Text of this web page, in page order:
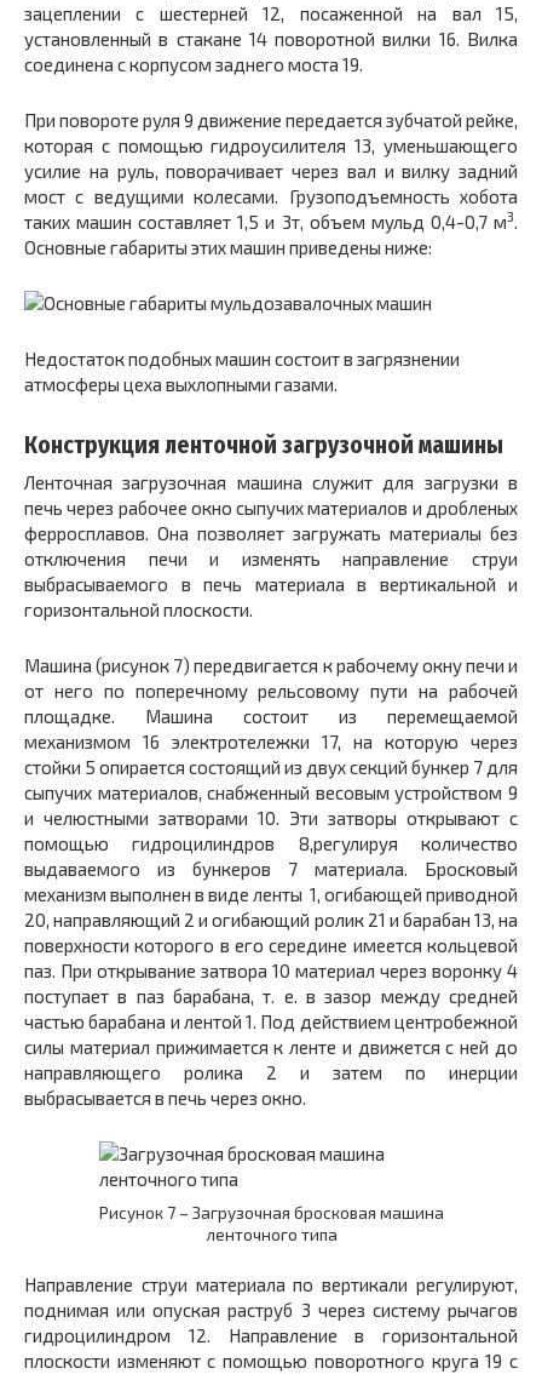
зацеплении с шестерней12, посаженной на вал15,
установленный в стакане 14поворотной вилки 16. Вилка
соединена с корпусом заднего моста 19.
При повороте руля 9 движение передается зубчатой рейке,
которая с помощью гидроусилителя13,уменьшающего
усилие на руль, поворачивает через вал и вилку задний
мост с ведущими колесами. Грузоподъемность хобота
таких машин составляет 1,5 и 3т, объем мульд 0,4-0,7 м3
Основные габариты этих машин приведены ниже:
Недостаток подобных машин состоит в загрязнении
атмосферы цеха выхлопными газами.
Конструкция ленточной загрузочной машины
Ленточная загрузочная машина служит для загрузки в
печь через рабочее окно сыпучих материалов и дробленых
ферросплавов. Она позволяет загружать материалы без
отключения печи и изменять направление струи
выбрасываемого в печь материала в вертикальной и
горизонтальной плоскости.
Машина (рисунок 7) передвигается к рабочему окну печи и
от него по поперечному рельсовому пути на рабочей
площадке. Машина состоит из перемещаемой
механизмом 16 электротележки 17, на которую через
стойки 5 опирается состоящий из двух секций бункер 7 для
сыпучих материалов, снабженный весовым устройством 9
и челюстными затворами 10. Эти затворы открывают с
помощью гидроцилиндров 8, регулируя количество
выдаваемого из бункеров 7 материала. Бросковый
механизм выполнен в виде ленты 1, огибающей приводной
20,направляющий 2и огибающий ролик 21 и барабан 13,на
поверхности которого в его середине имеется кольцевой
паз. При открывание затвора 10 материал через воронку 4
поступает в паз барабана, т. е. в зазор между средней
частью барабана и лентой1. Под действием центробежной
силы материал прижимается к ленте и движется с ней до
направляющего ролика 2 и затем по инерции
выбрасывается в печь через окно.
Рисунок 7 – Загрузочная бросковая машина
ленточного типа
Направление струи материала по вертикали регулируют,
поднимая или опуская раструб 3 через систему рычагов
гидроцилиндром 12. Направление в горизонтальной
плоскости изменяют с помощью поворотного круга19с